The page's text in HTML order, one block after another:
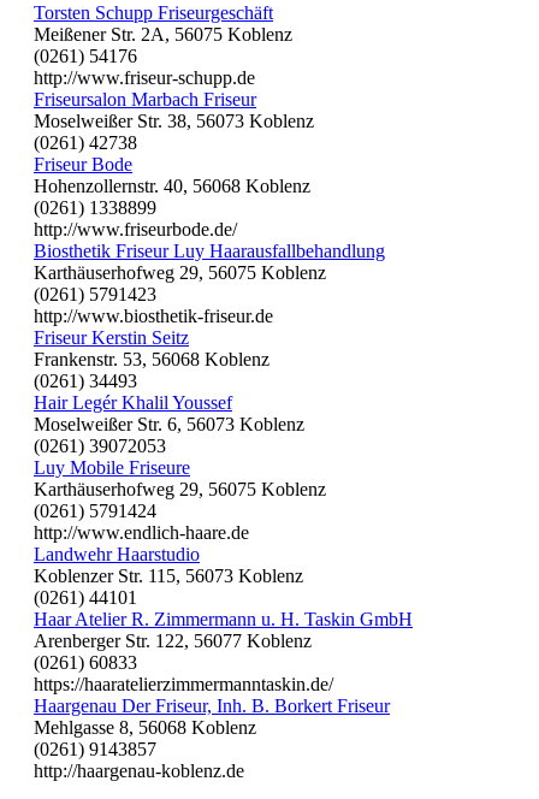
Torsten Schupp Friseurgeschäft
Meißener Str. 2A, 56075 Koblenz
(0261) 54176
http://www.friseur-schupp.de
Friseursalon Marbach Friseur
Moselweißer Str. 38, 56073 Koblenz
(0261) 42738
Friseur Bode
Hohenzollernstr. 40, 56068 Koblenz
(0261) 1338899
http://www.friseurbode.de/
Biosthetik Friseur Luy Haarausfallbehandlung
Karthäuserhofweg 29, 56075 Koblenz
(0261) 5791423
http://www.biosthetik-friseur.de
Friseur Kerstin Seitz
Frankenstr. 53, 56068 Koblenz
(0261) 34493
Hair Legér Khalil Youssef
Moselweißer Str. 6, 56073 Koblenz
(0261) 39072053
Luy Mobile Friseure
Karthäuserhofweg 29, 56075 Koblenz
(0261) 5791424
http://www.endlich-haare.de
Landwehr Haarstudio
Koblenzer Str. 115, 56073 Koblenz
(0261) 44101
Haar Atelier R. Zimmermann u. H. Taskin GmbH
Arenberger Str. 122, 56077 Koblenz
(0261) 60833
https://haaratelierzimmermanntaskin.de/
Haargenau Der Friseur, Inh. B. Borkert Friseur
Mehlgasse 8, 56068 Koblenz
(0261) 9143857
http://haargenau-koblenz.de